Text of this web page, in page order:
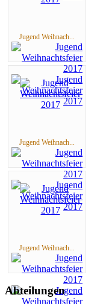
Jugend Weihnach...
Jugend Weihnach...
Jugend Weihnach...
Abteilungen